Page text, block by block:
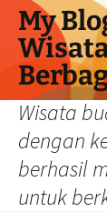
My
Wisata
dengan
berhasil
untuk